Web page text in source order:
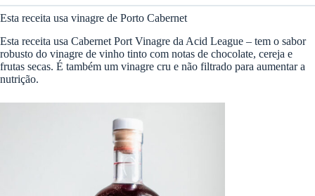
Esta receita usa vinagre de Porto Cabernet
Esta receita usa Cabernet Port Vinagre da Acid League – tem o sabor
robusto do vinagre de vinho tinto com notas de chocolate, cereja e
frutas secas. É também um vinagre cru e não filtrado para aumentar a
nutrição.